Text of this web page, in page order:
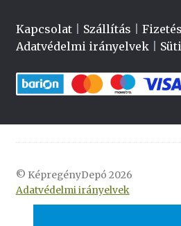
Kapcsolat| Szállítás Fizetés
Adatvédelmi irányelvek|
© KépregényDepó 2026
Adatvédelmi irányelvek